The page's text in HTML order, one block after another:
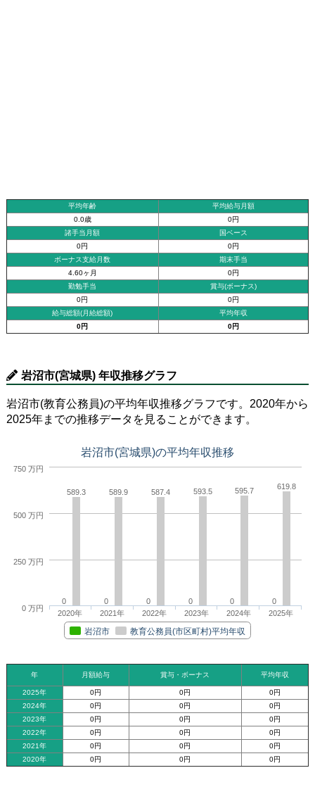
平均年齢
平均給与月額
0.0歳
0円
諸手当月額
国ベース
0円
0円
ボーナス支給月数
期末手当
4.60ヶ月
0円
勤勉手当
賞与(ボーナス)
0円
0円
給与総額(月給総額)
平均年収
0円
0円
岩沼市(宮城県) 年収推移グラフ
岩沼市(教育公務員)の平均年収推移グラフです。2020年から
2025年までの推移データを見ることができます。
岩沼市(宮城県)の平均年収推移
0 0 0 0 0 0
589.3 589.9 587.4 593.5 595.7 619.8
岩沼市 教育公務員(市区町村)平均年収
2020年 2021年 2022年 2023年 2024年 2025年
0 万円
250 万円
500 万円
750 万円
年 月額給与 賞与・ボーナス 平均年収
2025年 0円 0円
0円
2024年
0円 0円
0円
2023年
0円 0円
0円
2022年
0円 0円
0円
2021年
0円 0円
0円
2020年
0円 0円 0円